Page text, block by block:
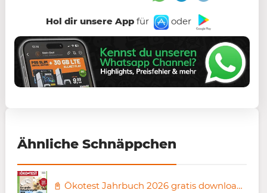
Hol dir unsere Appfür oder
Ähnliche Schnäppchen
📓 Ökotest Jahrbuch 2026 gratis downloaden